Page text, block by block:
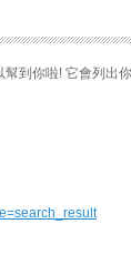
到你啦! 它會列出